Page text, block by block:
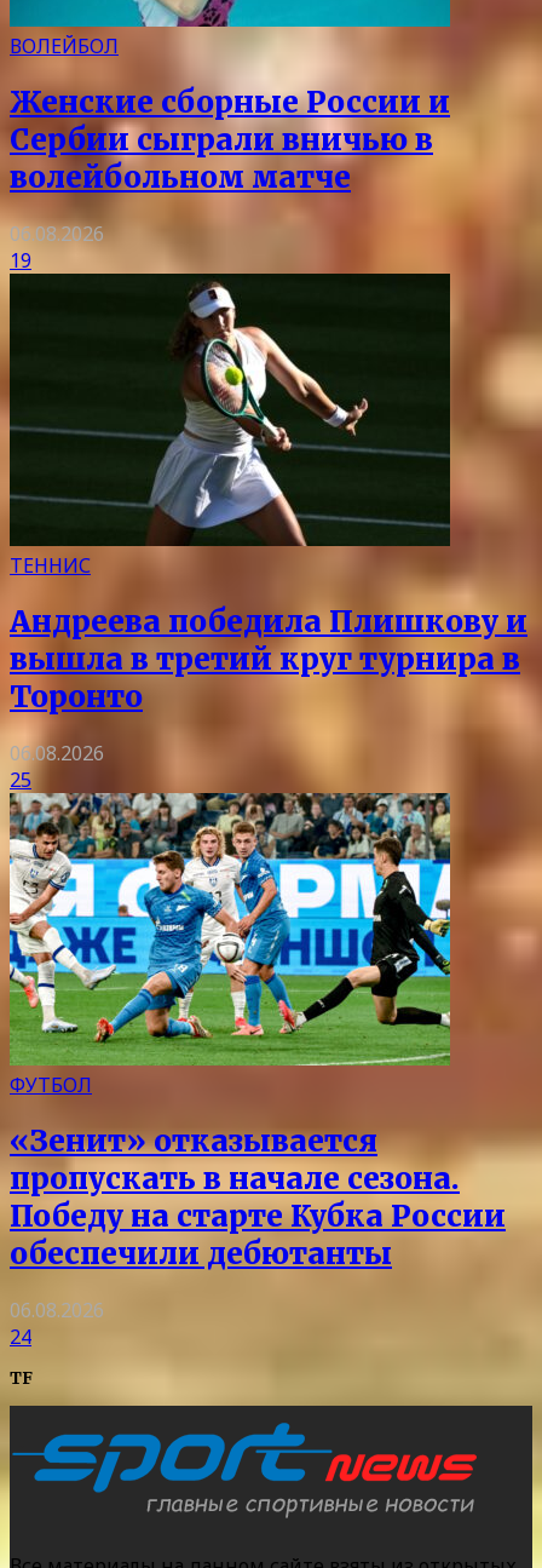
ВОЛЕЙБОЛ
Женские сборные России и
Сербии сыграли вничью в
волейбольном матче
06.08.2026
19
ТЕННИС
Андреева победила Плишкову и
вышла в третий круг турнира в
Торонто
06.08.2026
25
ФУТБОЛ
«Зенит» отказывается
пропускать в начале сезона.
Победу на старте Кубка России
обеспечили дебютанты
06.08.2026
24
TF